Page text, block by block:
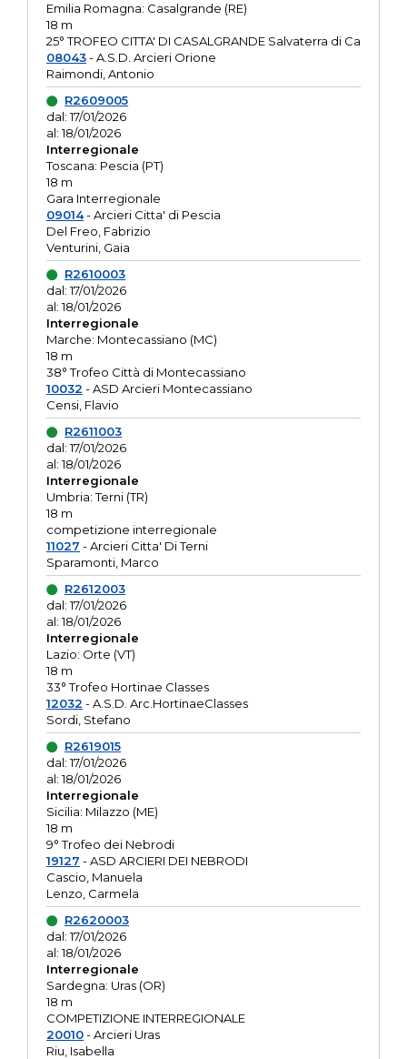
Emilia Romagna: Casalgrande (RE)
18 m
25° TROFEO CITTA' DI CASALGRANDE Salvaterra di Ca
08043- A.S.D. Arcieri Orione
Raimondi, Antonio
R2609005
dal: 17/01/2026
al: 18/01/2026
Interregionale
Toscana: Pescia (PT)
18 m
Gara Interregionale
09014- Arcieri Citta' di Pescia
Del Freo, Fabrizio
Venturini, Gaia
R2610003
dal: 17/01/2026
al: 18/01/2026
Interregionale
Marche: Montecassiano (MC)
18 m
38° Trofeo Città di Montecassiano
10032 - ASD Arcieri Montecassiano
Censi, Flavio
R2611003
dal: 17/01/2026
al: 18/01/2026
Interregionale
Umbria: Terni (TR)
18 m
competizione interregionale
11027 - Arcieri Citta' Di Terni
Sparamonti, Marco
R2612003
dal: 17/01/2026
al: 18/01/2026
Interregionale
Lazio: Orte (VT)
18 m
33° Trofeo Hortinae Classes
12032 - A.S.D. Arc.HortinaeClasses
Sordi, Stefano
R2619015
dal: 17/01/2026
al: 18/01/2026
Interregionale
Sicilia: Milazzo (ME)
18 m
9° Trofeo dei Nebrodi
19127 - ASD ARCIERI DEI NEBRODI
Cascio, Manuela
Lenzo, Carmela
R2620003
dal: 17/01/2026
al: 18/01/2026
Interregionale
Sardegna: Uras (OR)
18 m
COMPETIZIONE INTERREGIONALE
20010- Arcieri Uras
Riu, Isabella